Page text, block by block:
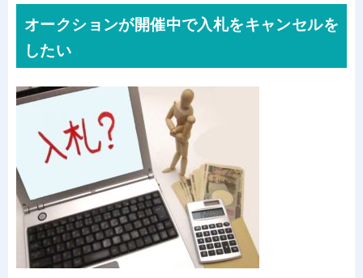
オークションが開催中で入札をキャンセルを
したい